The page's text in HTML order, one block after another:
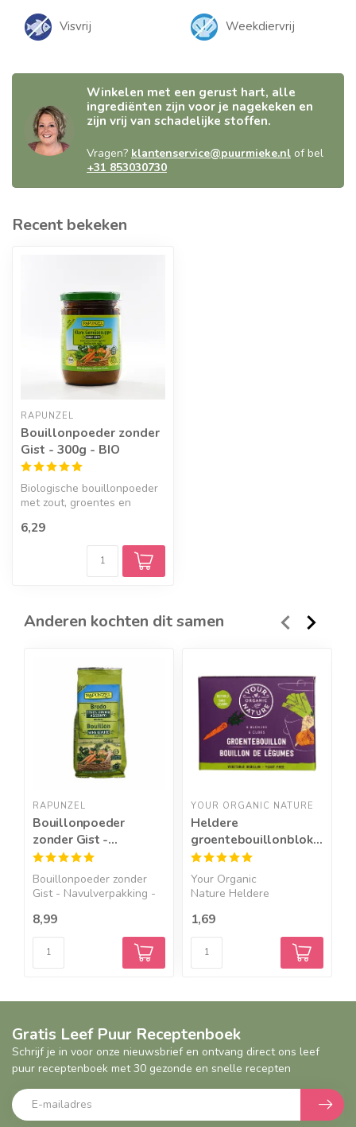
Visvrij Weekdiervrij
Winkelen met een gerust hart, alle
ingrediënten zijn voor je nagekeken en
zijn vrij van schadelijke stoffen.
Vragen? klantenservice@puurmieke.nl of bel
+31 853030730
Recent bekeken
RAPUNZEL
Bouillonpoeder zonder
Gist - 300g - BIO
Biologische bouillonpoeder
met zout, groentes en
6,29
Anderen kochten dit samen
RAPUNZEL
Bouillonpoeder
zonder Gist -
Navulverpakking -
500g - BIO
Bouillonpoeder zonder
Gist - Navulverpakking -
8,99
YOUR ORGANIC NATURE
Heldere
groentebouillonblokjes
zonder gist - BIO
Your Organic
Nature Heldere
1,69
Gratis Leef Puur Receptenboek
Schrijf je in voor onze nieuwsbrief en ontvang direct ons leef
puur receptenboek met 30 gezonde en snelle recepten